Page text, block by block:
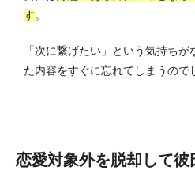
す。
「次に繋げたい」という気持ち
た内容をすぐに忘れてしまうので
恋愛対象外を脱却して